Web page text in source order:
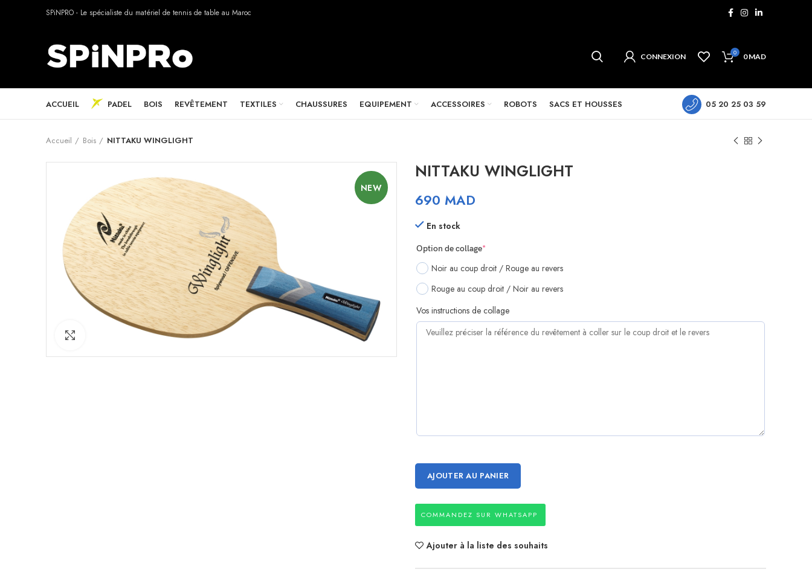
SPiNPRO - Le spécialiste du matériel de tennis de table au Maroc
CONNEXION 0 0MAD
ACCUEIL PADEL BOIS REVÊTEMENT TEXTILES CHAUSSURES EQUIPEMENT ACCESSOIRES ROBOTS SACS ET HOUSSES 05 20 25 03 59
Accueil Bois NITTAKU WINGLIGHT
NEW
Click to enlarge
NITTAKU WINGLIGHT
690 MAD
En stock
Option de collage*(required)
Noir au coup droit / Rouge au revers
Rouge au coup droit / Noir au revers
Vos instructions de collage
AJOUTER AU PANIER
COMMANDEZ SUR WHATSAPP
Ajouter à la liste des souhaits